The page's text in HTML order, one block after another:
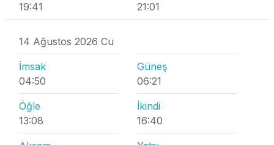
19:41
21:01
14 Ağustos 2026 Cu
İmsak
04:50
Güneş
06:21
Öğle
13:08
İkindi
16:40